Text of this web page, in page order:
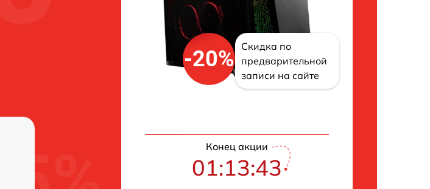
-20%
Скидка по
предварительной
записи на сайте
Конец акции
01:13:42